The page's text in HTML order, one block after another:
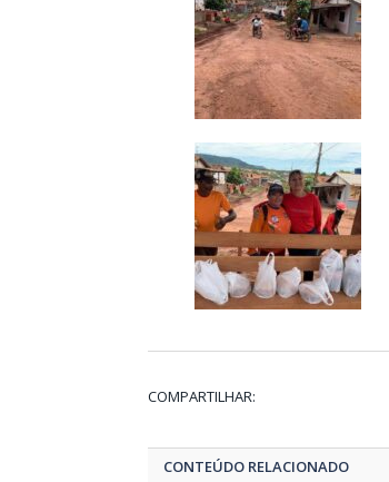
COMPARTILHAR:
CONTEÚDO RELACIONADO